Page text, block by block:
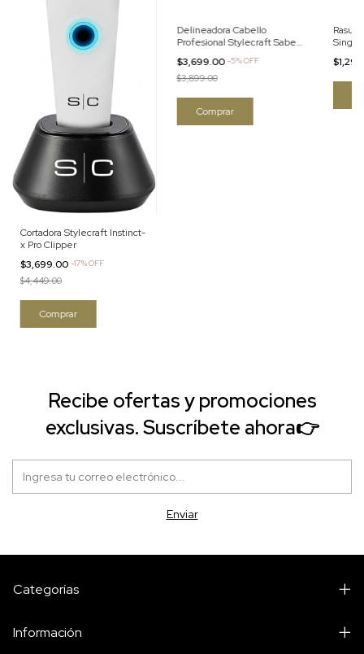
Cortadora Stylecraft Instinct-
x Pro Clipper
$3,699.00 -17%OFF
$4,449.00
Delineadora Cabello
Profesional Stylecraft Saber
$3,699.00 -5%OFF
$3,899.00
Single
Recibe ofertas y promociones
exclusivas. Suscríbete ahora👉
Categorías
Información